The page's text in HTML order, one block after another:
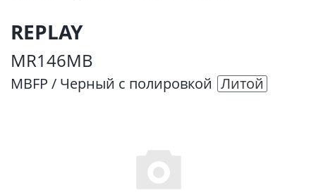
REPLAY
MR146MB
MBFP / Черный с полировкой Литой